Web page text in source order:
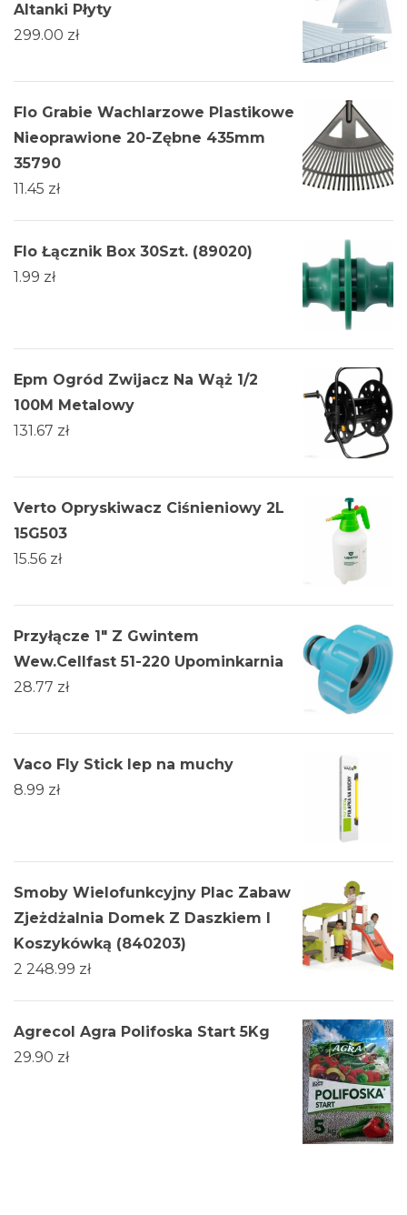
Altanki Płyty
299.00 zł
Flo Grabie Wachlarzowe Plastikowe
Nieoprawione 20-Zębne 435mm
35790
11.45 zł
Flo Łącznik Box 30Szt. (89020)
1.99 zł
Epm Ogród Zwijacz Na Wąż 1/2
100M Metalowy
131.67 zł
Verto Opryskiwacz Ciśnieniowy 2L
15G503
15.56 zł
Przyłącze 1" Z Gwintem
Wew.Cellfast 51-220 Upominkarnia
28.77 zł
Vaco Fly Stick lep na muchy
8.99 zł
Smoby Wielofunkcyjny Plac Zabaw
Zjeżdżalnia Domek Z Daszkiem I
Koszykówką (840203)
2 248.99 zł
Agrecol Agra Polifoska Start 5Kg
29.90 zł